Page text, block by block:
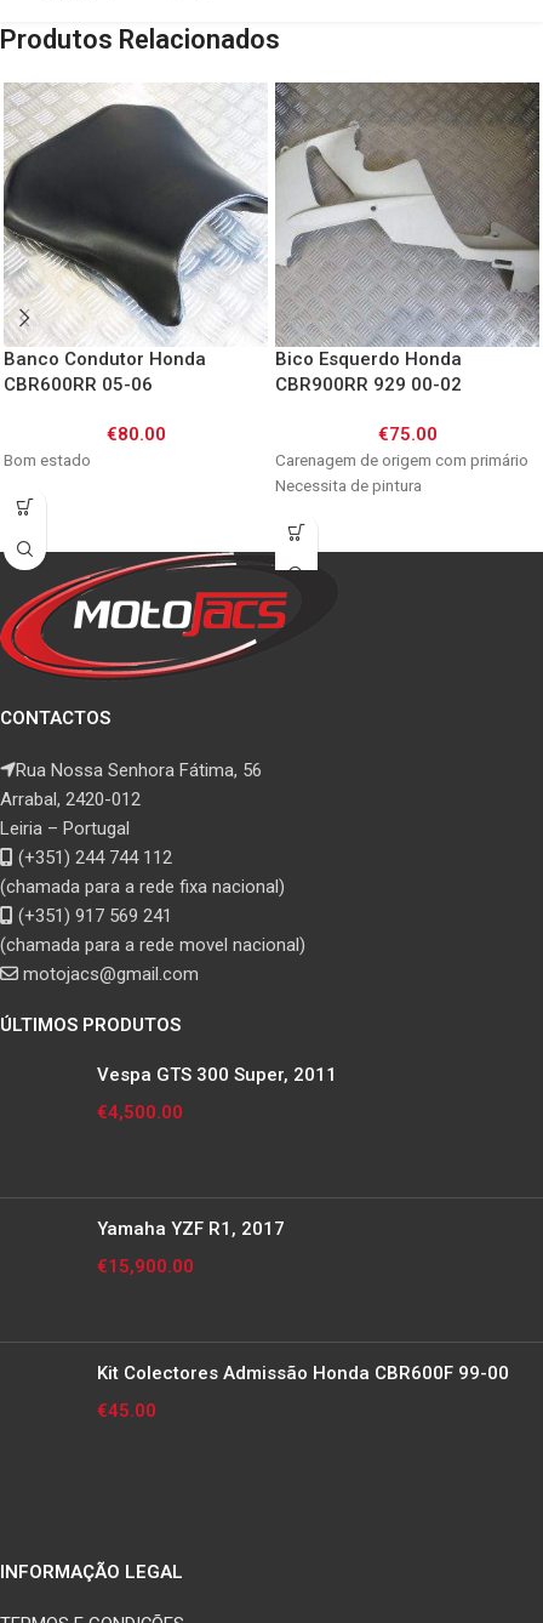
Produtos Relacionados
Banco Condutor Honda
CBR600RR 05-06
€80.00
Bom estado
Bico Esquerdo Honda
CBR900RR 929 00-02
€75.00
Carenagem de origem com primário
Necessita de pintura
CONTACTOS
Rua Nossa Senhora Fátima, 56
Arrabal, 2420-012
Leiria – Portugal
(+351) 244 744 112
(chamada para a rede fixa nacional)
(+351) 917 569 241
(chamada para a rede movel nacional)
motojacs@gmail.com
ÚLTIMOS PRODUTOS
Vespa GTS 300 Super, 2011
€4,500.00
Yamaha YZF R1, 2017
€15,900.00
Kit Colectores Admissão Honda CBR600F 99-00
€45.00
INFORMAÇÃO LEGAL